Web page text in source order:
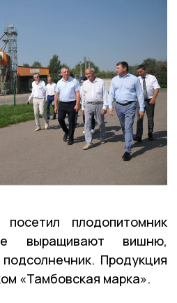
плодопитомник
выращивают вишню,
Продукция
«Тамбовская марка».